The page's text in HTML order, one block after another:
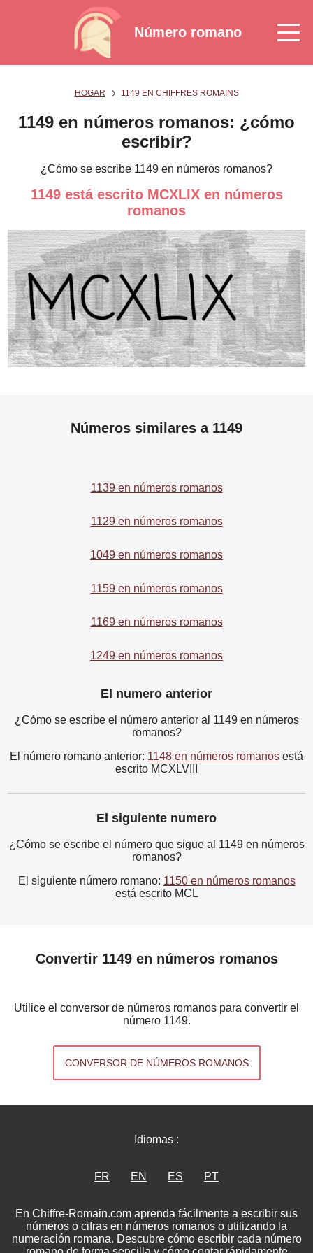
Número romano
HOGAR 1149 EN CHIFFRES ROMAINS
1149 en números romanos: ¿cómo
escribir?
¿Cómo se escribe 1149 en números romanos?
1149 está escrito MCXLIX en números
romanos
Números similares a 1149
1139 en números romanos
1129 en números romanos
1049 en números romanos
1159 en números romanos
1169 en números romanos
1249 en números romanos
El numero anterior
¿Cómo se escribe el número anterior al 1149 en números
romanos?
El número romano anterior: 1148 en números romanos está
escrito MCXLVIII
El siguiente numero
¿Cómo se escribe el número que sigue al 1149 en números
romanos?
El siguiente número romano: 1150 en números romanos
está escrito MCL
Convertir 1149 en números romanos
Utilice el conversor de números romanos para convertir el
número 1149.
CONVERSOR DE NÚMEROS ROMANOS
Idiomas :
FR EN ES PT
En Chiffre-Romain.com aprenda fácilmente a escribir sus
números o cifras en números romanos o utilizando la
numeración romana. Descubre cómo escribir cada número